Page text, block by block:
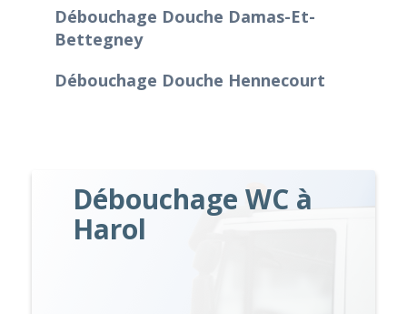
Débouchage Douche Damas-Et-
Bettegney
Débouchage Douche Hennecourt
Débouchage WC à
Harol